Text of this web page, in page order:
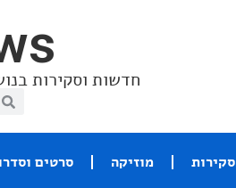
חדשות וסקירות
סקירות מוזיקה סרטים